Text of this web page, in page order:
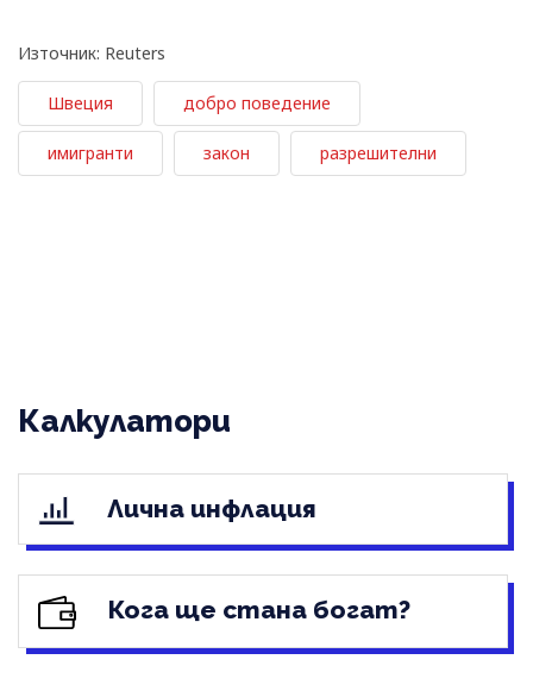
Източник: Reuters
Швеция добро поведение
имигранти закон разрешителни
Калкулатори
Лична инфлация
Кога ще стана богат?